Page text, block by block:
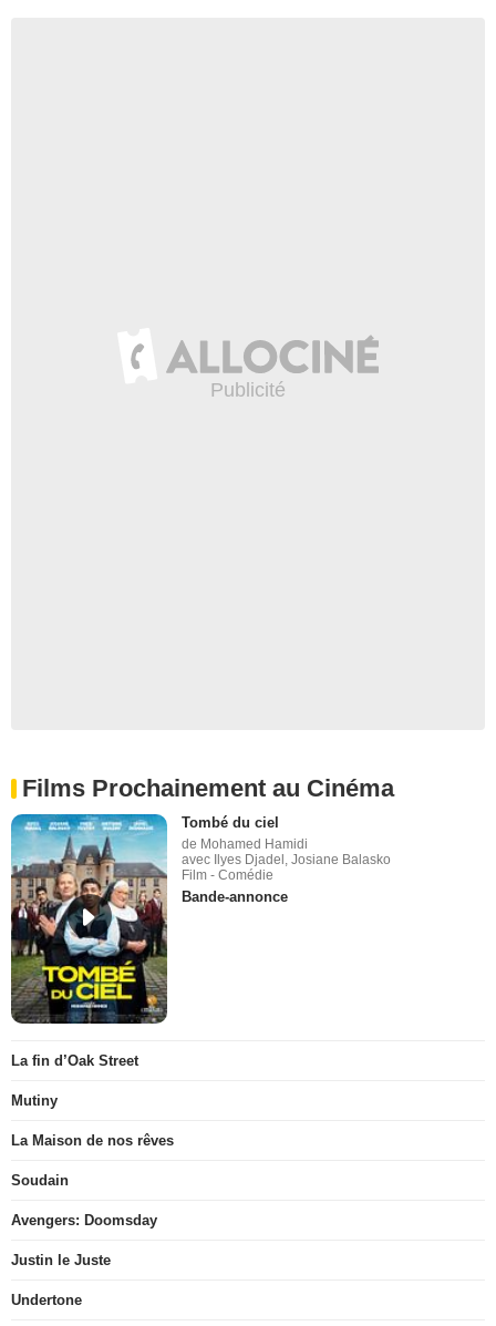
Films Prochainement au Cinéma
Tombé du ciel
de Mohamed Hamidi
avec Ilyes Djadel, Josiane Balasko
Film - Comédie
Bande-annonce
La fin d’Oak Street
Mutiny
La Maison de nos rêves
Soudain
Avengers: Doomsday
Justin le Juste
Undertone